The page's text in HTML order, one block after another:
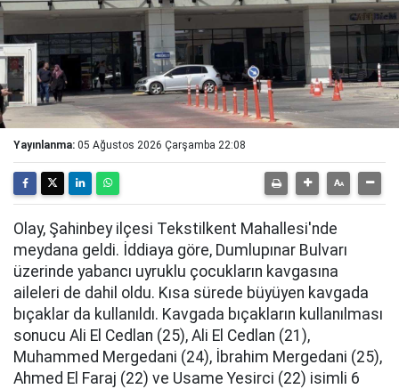
Yayınlanma: 05 Ağustos 2026 Çarşamba 22:08
Olay, Şahinbey ilçesi Tekstilkent Mahallesi'nde
meydana geldi. İddiaya göre, Dumlupınar Bulvarı
üzerinde yabancı uyruklu çocukların kavgasına
aileleri de dahil oldu. Kısa sürede büyüyen kavgada
bıçaklar da kullanıldı. Kavgada bıçakların kullanılması
sonucu Ali El Cedlan (25), Ali El Cedlan (21),
Muhammed Mergedani (24), İbrahim Mergedani (25),
Ahmed El Faraj (22) ve Usame Yesirci (22) isimli 6